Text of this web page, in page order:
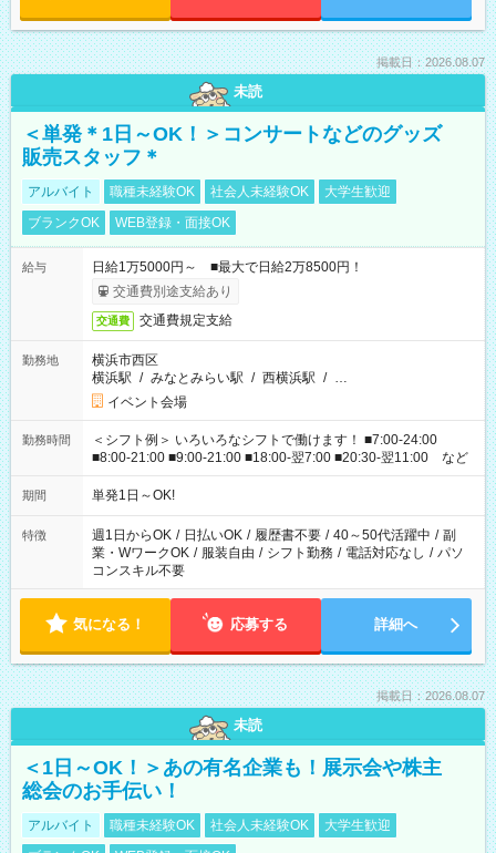
掲載日：2026.08.07
未読
＜単発＊1日～OK！＞コンサートなどのグッズ
販売スタッフ＊
アルバイト 職種未経験OK 社会人未経験OK
大学生歓迎
ブランクOK
WEB登録・面接OK
給与
日給1万5000円～ ■最大で日給2万8500円！
交通費別途支給あり
交通費 交通費規定支給
勤務地
横浜市西区
横浜駅 / みなとみらい駅 / 西横浜駅 / …
イベント会場
勤務時間
＜シフト例＞ いろいろなシフトで働けます！ ■7:00-24:00
■8:00-21:00 ■9:00-21:00 ■18:00-翌7:00 ■20:30-翌11:00 など
期間 単発1日～OK!
特徴 週1日からOK / 日払いOK / 履歴書不要 / 40～50代活躍中 / 副
業・WワークOK / 服装自由 / シフト勤務 / 電話対応なし / パソ
コンスキル不要
気になる！ 応募する 詳細へ
掲載日：2026.08.07
未読
＜1日～OK！＞あの有名企業も！展示会や株主
総会のお手伝い！
アルバイト 職種未経験OK 社会人未経験OK
大学生歓迎